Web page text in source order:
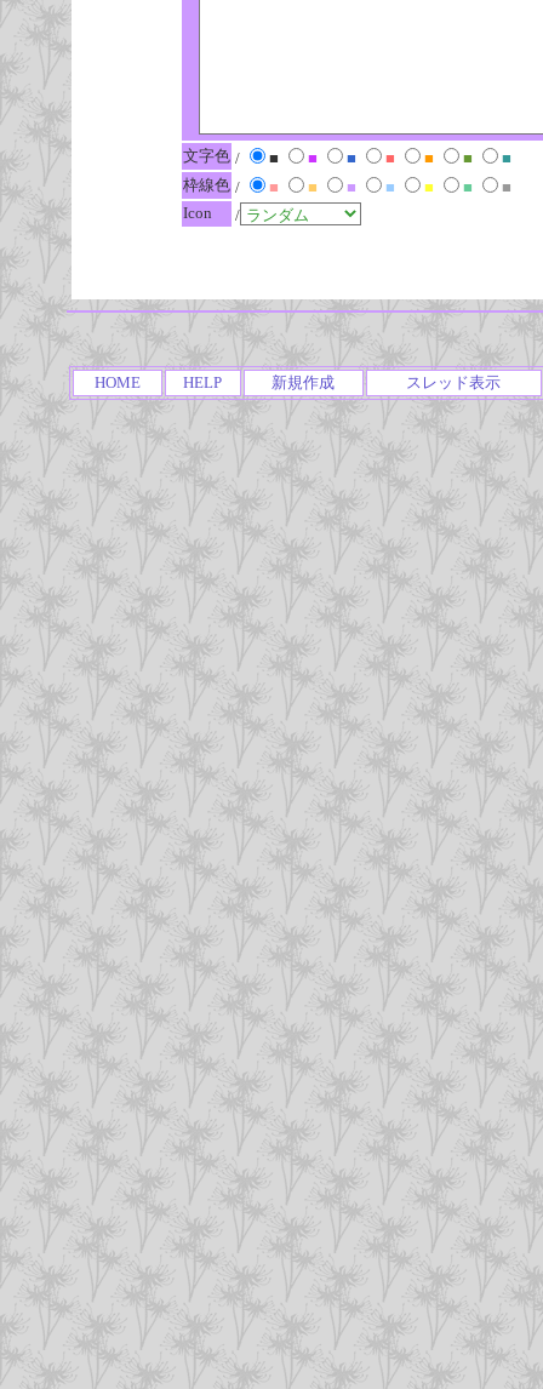
文字色 / ■ ■ ■ ■ ■ ■
■
枠線色 / ■ ■ ■ ■ ■ ■
■
Icon
/
HOME HELP 新規作成 スレッド表示